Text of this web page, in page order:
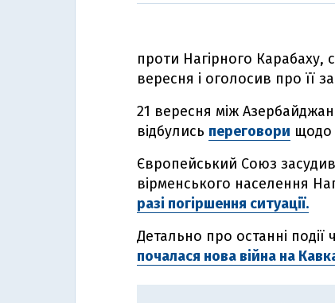
проти Нагірного Карабаху,
вересня і оголосив про її
21 вересня між
відбулись переговори щодо
Європейський Союз засудив
вірменського населення
разі погіршення ситуації.
Детально про останні події
почалася нова війна на